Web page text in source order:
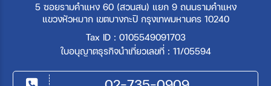
5 ซอยรามคำแหง 60 (สวนสน) แยก 9 ถนนรามคำแหง
แขวงหัวหมาก เขตบางกะปิ กรุงเทพมหานคร 10240
Tax ID : 0105549091703
ใบอนุญาตธุรกิจนำเที่ยวเลขที่ : 11/05594